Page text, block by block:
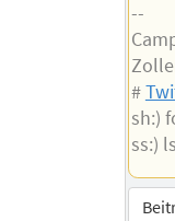
--
#
sh:)
ss:)